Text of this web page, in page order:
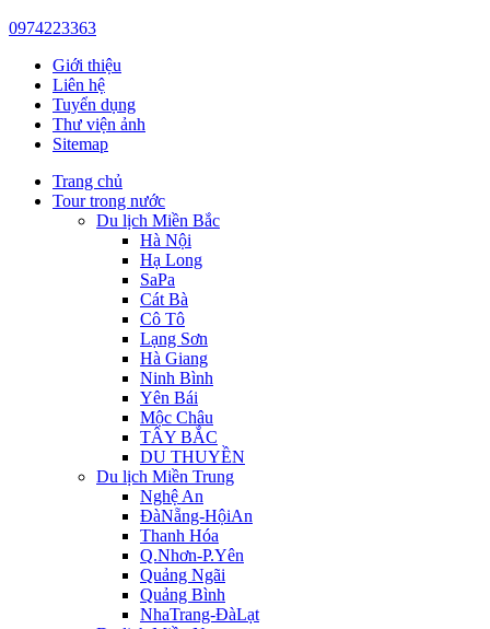
0974223363
Giới thiệu
Liên hệ
Tuyển dụng
Thư viện ảnh
Sitemap
Trang chủ
Tour trong nước
Du lịch Miền Bắc
Hà Nội
Hạ Long
SaPa
Cát Bà
Cô Tô
Lạng Sơn
Hà Giang
Ninh Bình
Yên Bái
Mộc Châu
TÂY BẮC
DU THUYỀN
Du lịch Miền Trung
Nghệ An
ĐàNẵng-HộiAn
Thanh Hóa
Q.Nhơn-P.Yên
Quảng Ngãi
Quảng Bình
NhaTrang-ĐàLạt